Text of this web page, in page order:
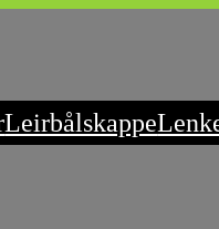
Leirbålskappe